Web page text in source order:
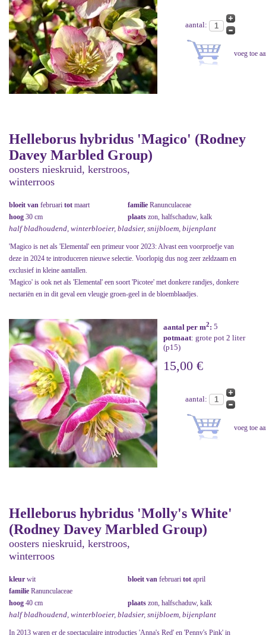
aantal:
Helleborus hybridus 'Magico' (Rodney
Davey Marbled Group)
oosters nieskruid, kerstroos,
winterroos
bloeit van februari tot maart familie Ranunculaceae
hoog 30 cm plaats zon, halfschaduw, kalk
half bladhoudend, winterbloeier, bladsier, snijbloem, bijenplant
'Magico is net als 'Elemental' een primeur voor 2023: Alvast een voorproefje van
deze in 2024 te introduceren nieuwe selectie. Voorlopig dus nog zeer zeldzaam en
exclusief in kleine aantallen.
'Magico' is ook net als 'Elemental' een soort 'Picotee' met donkere randjes, donkere
nectariën en in dit geval een vleugje groen-geel in de bloemblaadjes.
aantal per m2: 5
potmaat: grote pot 2 liter
(p15)
15,00 €
aantal:
Helleborus hybridus 'Molly's White'
(Rodney Davey Marbled Group)
oosters nieskruid, kerstroos,
winterroos
kleur wit bloeit van februari tot april
familie Ranunculaceae
hoog 40 cm plaats zon, halfschaduw, kalk
half bladhoudend, winterbloeier, bladsier, snijbloem, bijenplant
In 2013 waren er de spectaculaire introducties 'Anna's Red' en 'Penny's Pink' in